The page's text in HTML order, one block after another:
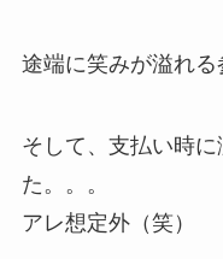
途端に笑みが溢れる
そして、支払い時
た。。。
アレ想定外（笑）